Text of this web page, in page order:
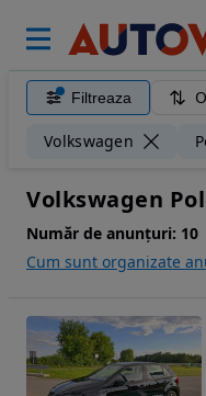
Filtreaza
Volkswagen
Volkswagen
Număr de anunțuri: 10
Cum sunt organizate